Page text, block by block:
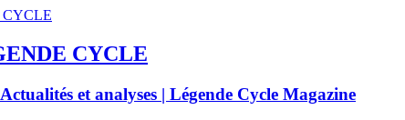
CYCLE
et analyses | Légende Cycle Magazine